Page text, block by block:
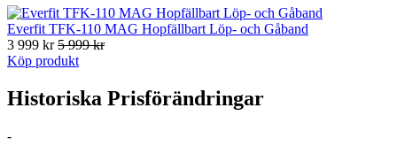
Everfit TFK-110 MAG Hopfällbart Löp- och Gåband
3 999 kr5 999 kr
Köp produkt
Historiska Prisförändringar
-